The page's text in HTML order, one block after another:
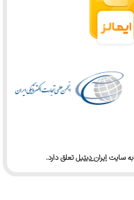
به سایتایران دیتیلتعلق دارد.​​​​​​​